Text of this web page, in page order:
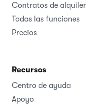
Contratos de alquiler
Todas las funciones
Precios
Recursos
Centro de ayuda
Apoyo